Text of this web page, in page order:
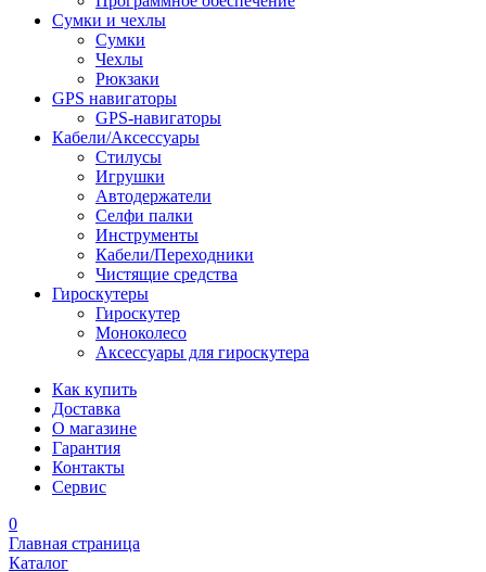
Сумки и чехлы
Сумки
Чехлы
Рюкзаки
GPS навигаторы
GPS-навигаторы
Кабели/Аксессуары
Стилусы
Игрушки
Автодержатели
Селфи палки
Инструменты
Кабели/Переходники
Чистящие средства
Гироскутеры
Гироскутер
Моноколесо
Аксессуары для гироскутера
Как купить
Доставка
О магазине
Гарантия
Контакты
Сервис
0
Главная страница
Каталог